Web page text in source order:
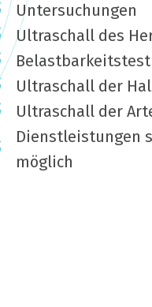
Untersuchungen
Ultraschall des
Belastbarkeitstest
Ultraschall der
Ultraschall der
Dienstleistungen
möglich